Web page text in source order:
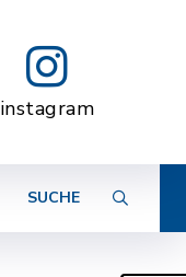
instagram
SUCHE